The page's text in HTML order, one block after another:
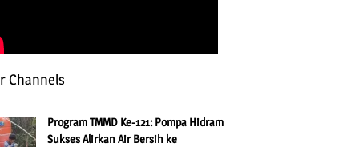
Channels
Program TMMD Ke-121: Pompa Hidram
Sukses Alirkan Air Bersih ke